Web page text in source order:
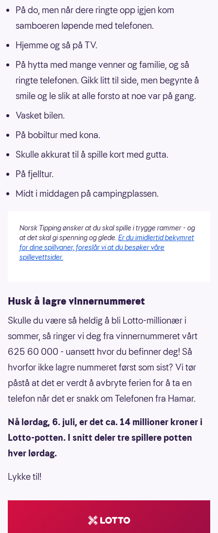
På do, men når dere ringte opp igjen kom
samboeren løpende med telefonen.
Hjemme og så på TV.
På hytta med mange venner og familie, og så
ringte telefonen. Gikk litt til side, men begynte å
smile og le slik at alle forsto at noe var på gang.
Vasket bilen.
På bobiltur med kona.
Skulle akkurat til å spille kort med gutta.
På fjelltur.
Midt i middagen på campingplassen.
Norsk Tipping ønsker at du skal spille i trygge rammer - og
at det skal gi spenning og glede. Er du imidlertid bekymret
for dine spillvaner, foreslår vi at du besøker våre
spillevettsider.
Husk å lagre vinnernummeret
Skulle du være så heldig å bli Lotto-millionær i
sommer, så ringer vi deg fra vinnernummeret vårt
625 60 000 - uansett hvor du befinner deg! Så
hvorfor ikke lagre nummeret først som sist? Vi tør
påstå at det er verdt å avbryte ferien for å ta en
telefon når det er snakk om Telefonen fra Hamar.
Nå lørdag, 6. juli, er det ca. 14 millioner kroner i
Lotto-potten. I snitt deler tre spillere potten
hver lørdag.
Lykke til!